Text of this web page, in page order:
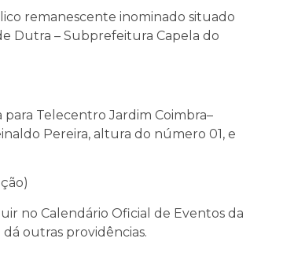
remanescente inominado situado
Dutra – Subprefeitura Capela do
Telecentro Jardim Coimbra–
Pereira, altura do número 01, e
no Calendário Oficial de Eventos da
dá outras providências.